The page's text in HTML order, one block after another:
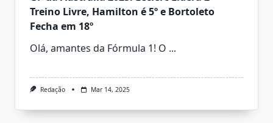
Treino Livre, Hamilton é 5º e Bortoleto
Fecha em 18º
Olá, amantes da Fórmula 1! O ...
Redação Mar 14, 2025